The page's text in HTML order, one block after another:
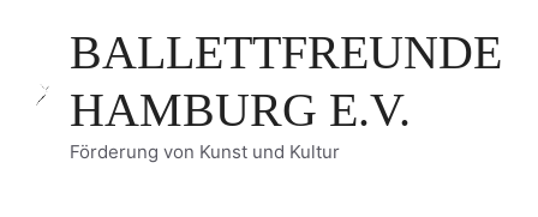
springenBALLETTFREUNDE
HAMBURG E.V.
Förderung von Kunst und Kultur